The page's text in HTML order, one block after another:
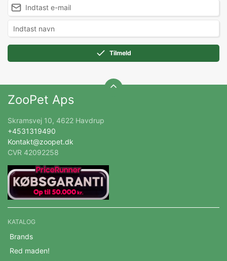
Tilmeld
ZooPet Aps
Skramsvej 10, 4622 Havdrup
+4531319490
Kontakt@zoopet.dk
CVR 42092258
KATALOG
Brands
Red maden!